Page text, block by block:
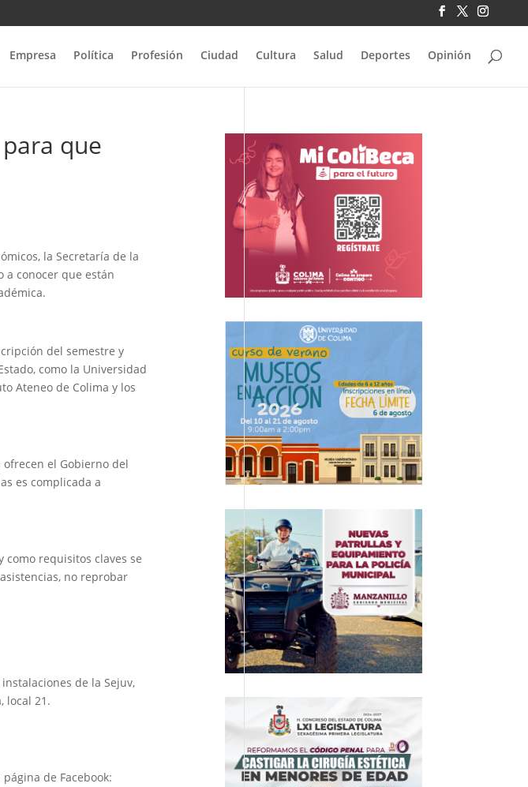
Empresa Política Profesión Ciudad Cultura Salud Deportes Opinión
que
la Secretaría de la
a conocer que están
del semestre y
como la Universidad
Ateneo de Colima y los
el Gobierno del
es complicada a
requisitos claves se
no reprobar
de la Sejuv,
local 21.
de Facebook: